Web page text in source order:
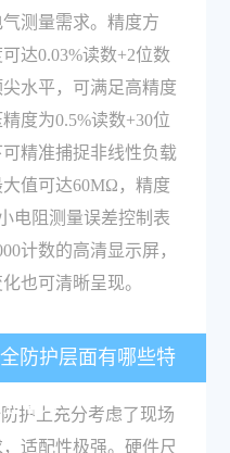
测量需求。精度方
达0.03%读数+2位数
水平，可满足高精度
度为0.5%读数+30位
精准捕捉非线性负载
值可达60MΩ，精度
电阻测量误差控制表
计数的高清显示屏，
也可清晰呈现。
防护层面有哪些特
需求？
护上充分考虑了现场
适配性极强。硬件尺